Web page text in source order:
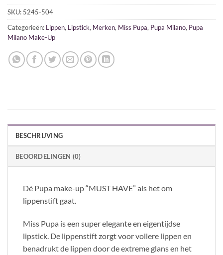
SKU: 5245-504
Categorieën: Lippen, Lipstick, Merken, Miss Pupa, Pupa Milano, Pupa
Milano Make-Up
BESCHRIJVING
BEOORDELINGEN (0)
Dé Pupa make-up “MUST HAVE” als het om
lippenstift gaat.
Miss Pupa is een super elegante en eigentijdse
lipstick. De lippenstift zorgt voor vollere lippen en
benadrukt de lippen door de extreme glans en het